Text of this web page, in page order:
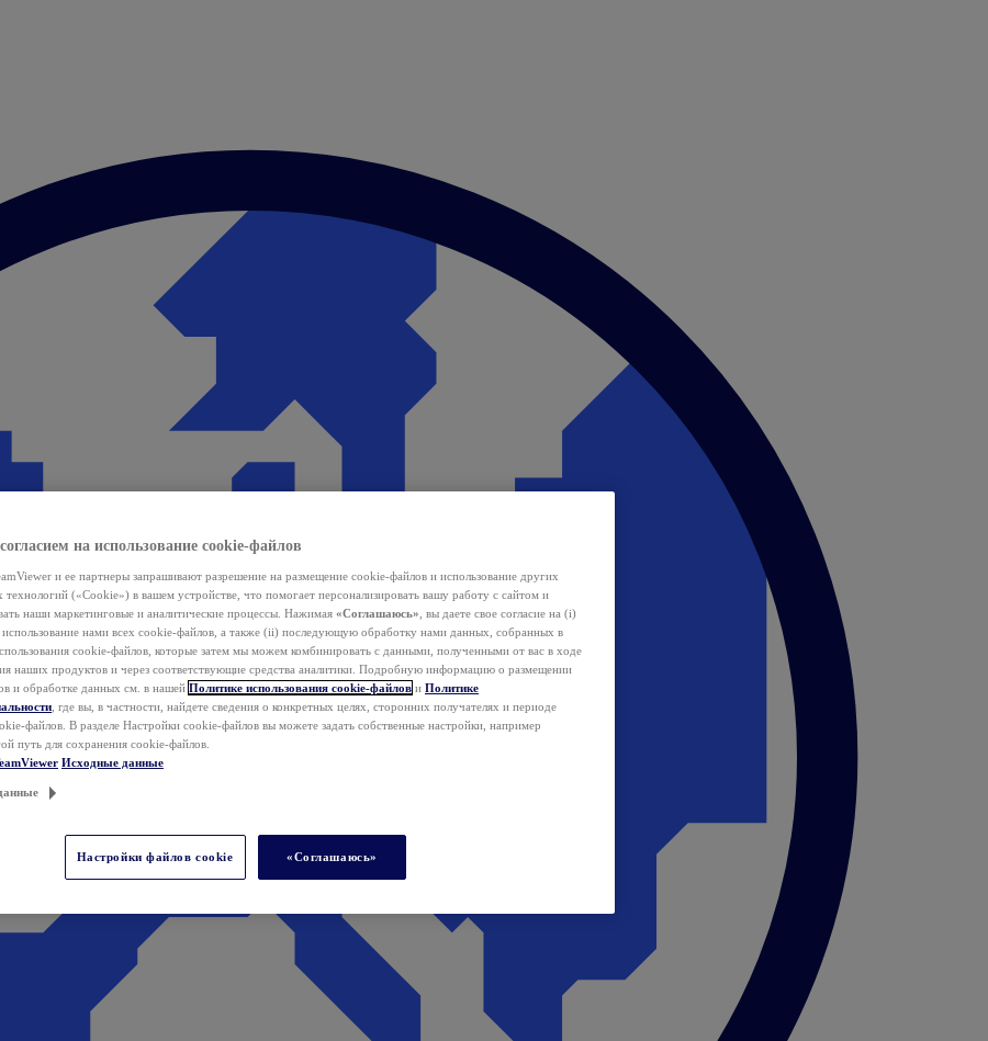
на использование cookie-файлов
и ее партнеры запрашивают разрешение на размещение cookie-файлов и использование других
технологий («Cookie») в вашем устройстве, что помогает персонализировать вашу работу с сайтом и
наши маркетинговые и аналитические процессы. Нажимая «Соглашаюсь» , вы даете свое согласие на (i)
использование нами всех cookie-файлов, а также (ii) последующую обработку нами данных, собранных в
cookie-файлов, которые затем мы можем комбинировать с данными, полученными от вас в ходе
наших продуктов и через соответствующие средства аналитики. Подробную информацию о размещении
и обработке данных см. в нашей Политике использования cookie-файлов и Политике
, где вы, в частности, найдете сведения о конкретных целях, сторонних получателях и периоде
файлов. В разделе Настройки cookie-файлов вы можете задать собственные настройки, например
путь для сохранения cookie-файлов.
Исходные данные
Настройки файлов cookie «Соглашаюсь»